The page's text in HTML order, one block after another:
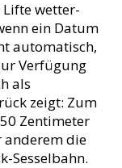
wetter-
ein Datum
automatisch,
Verfügung
als
zeigt: Zum
Zentimeter
anderem die
Sesselbahn.